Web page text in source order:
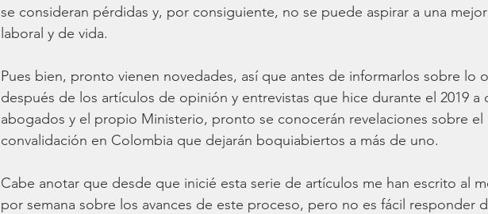
se consideran pérdidas y, por consiguiente, no se puede aspirar a una
laboral y de vida.
Pues bien, pronto vienen novedades, así que antes de informarlos sobre lo
después de los artículos de opinión y entrevistas que hice durante el 2019 a
abogados y el propio Ministerio, pronto se conocerán revelaciones sobre
convalidación en Colombia que dejarán boquiabiertos a más de uno.
Cabe anotar que desde que inicié esta serie de artículos me han escrito al
por semana sobre los avances de este proceso, pero no es fácil responder